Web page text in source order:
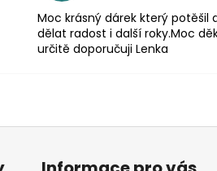
Moc krásný dárek který potěšil
dělat radost i další roky.Moc
určitě doporučuji Lenka